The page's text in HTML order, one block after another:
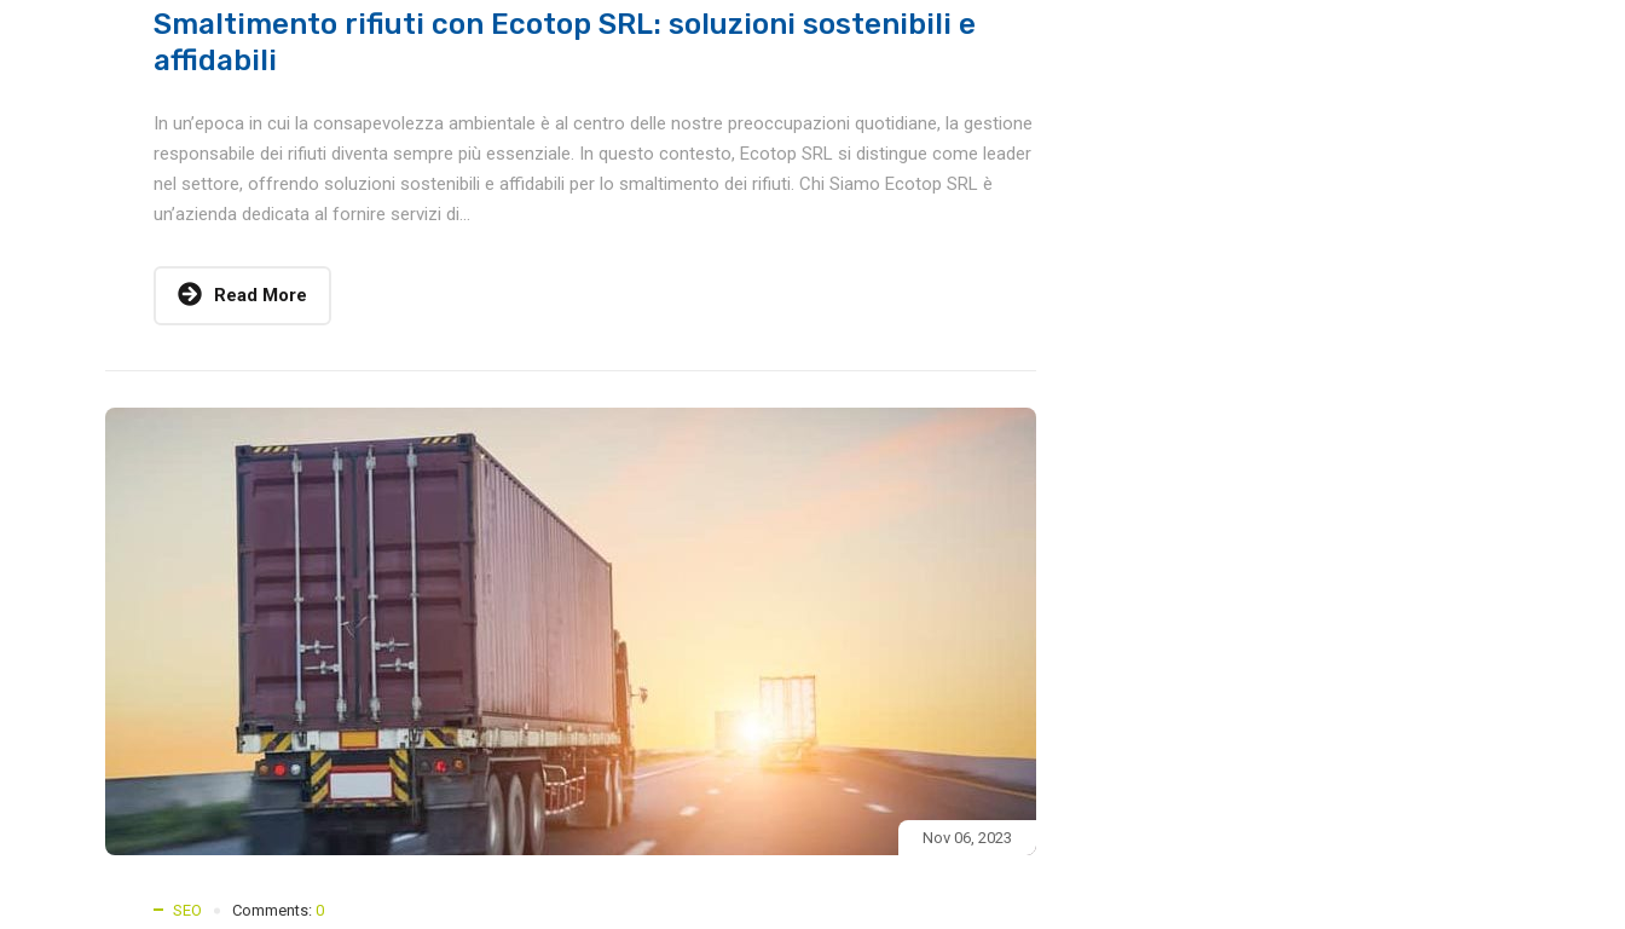
Smaltimento rifiuti con Ecotop SRL: soluzioni sostenibili e
affidabili
In un’epoca in cui la consapevolezza ambientale è al centro delle nostre preoccupazioni quotidiane, la gestione
responsabile dei rifiuti diventa sempre più essenziale. In questo contesto, Ecotop SRL si distingue come leader
nel settore, offrendo soluzioni sostenibili e affidabili per lo smaltimento dei rifiuti. Chi Siamo Ecotop SRL è
un’azienda dedicata al fornire servizi di...
Read More
Nov 06, 2023
SEO Comments: 0